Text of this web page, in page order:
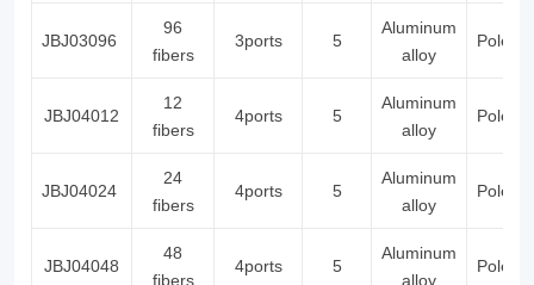
JBJ03096
96
fibers
3ports 5
Aluminum
alloy
Pole/
JBJ04012
12
fibers
4ports 5
Aluminum
alloy
Pole/
JBJ04024
24
fibers
4ports 5
Aluminum
alloy
Pole/
JBJ04048
48
fibers
4ports 5
Aluminum
alloy
Pole/